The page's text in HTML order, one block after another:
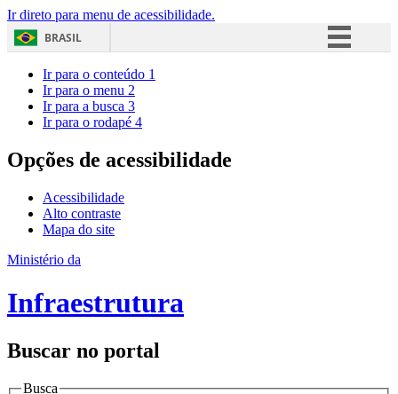
Ir direto para menu de acessibilidade.
BRASIL
Acesso à informação
Ir para o conteúdo 1
Ir para o menu 2
Ir para a busca 3
Ir para o rodapé 4
Opções de acessibilidade
Acessibilidade
Alto contraste
Mapa do site
Ministério da
Infraestrutura
Buscar no portal
Busca